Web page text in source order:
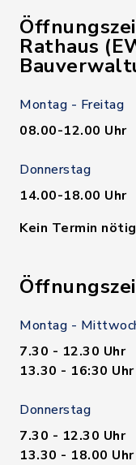
Rathaus
Montag - Freitag
08.00-12.00 Uhr
Donnerstag
14.00-18.00 Uhr
Kein Termin
Montag -
7.30 - 12.30 Uhr
13.30 - 16:30 Uhr
Donnerstag
7.30 - 12.30 Uhr
13.30 - 18.00 Uhr